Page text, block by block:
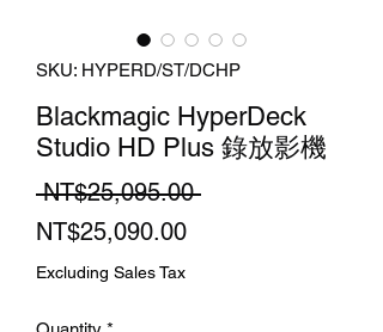
SKU: HYPERD/ST/DCHP
Blackmagic HyperDeck
Studio HD Plus 錄放影機
NT$25,095.00 Regular
NT$25,090.00Sale
Excluding Sales Tax